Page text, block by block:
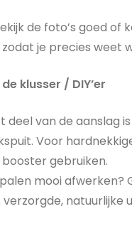
de foto’s goed of
zodat je precies weet
klusser / DIY’er
deel van de aanslag
Voor
gebruiken.
mooi afwerken?
natuurlijke